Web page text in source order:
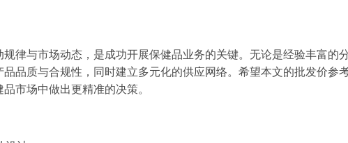
规律与市场动态，是成功开展保健品业务的关键。无论是经验丰富的
品质与合规性，同时建立多元化的供应网络。希望本文的批发价参
市场中做出更精准的决策。